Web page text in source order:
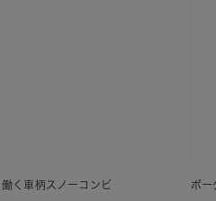
働く車柄スノーコンビ ボー